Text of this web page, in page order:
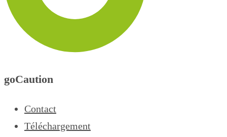
goCaution
Contact
Téléchargement